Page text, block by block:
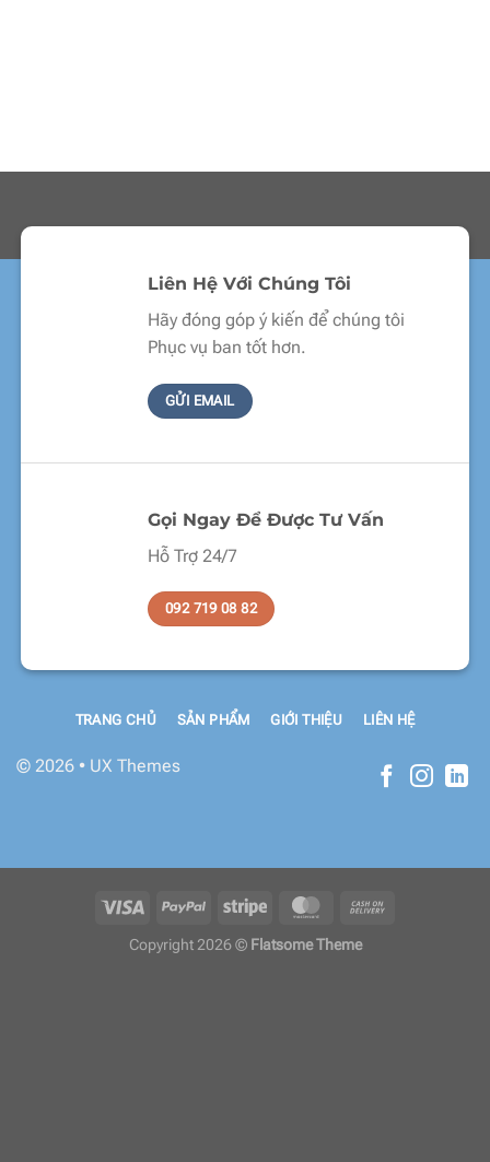
Liên Hệ Với Chúng Tôi
Hãy đóng góp ý kiến để chúng tôi
Phục vụ ban tốt hơn.
GỬI EMAIL
Gọi Ngay Để Được Tư Vấn
Hỗ Trợ 24/7
092 719 08 82
© 2026 • UX Themes
TRANG CHỦ SẢN PHẨM GIỚI THIỆU LIÊN HỆ
Copyright 2026 © Flatsome Theme